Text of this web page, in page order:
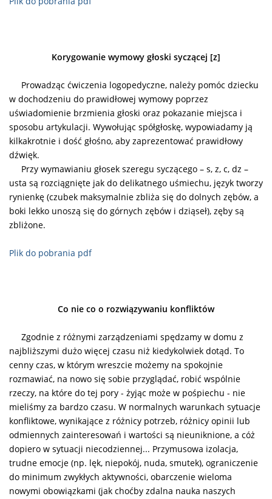
Korygowanie wymowy głoski syczącej [z]
Prowadząc ćwiczenia logopedyczne, należy pomóc dziecku
w dochodzeniu do prawidłowej wymowy poprzez
uświadomienie brzmienia głoski oraz pokazanie miejsca i
sposobu artykulacji. Wywołując spółgłoskę, wypowiadamy ją
kilkakrotnie i dość głośno, aby zaprezentować prawidłowy
dźwięk.
Przy wymawianiu głosek szeregu syczącego – s, z, c, dz –
usta są rozciągnięte jak do delikatnego uśmiechu, język tworzy
rynienkę (czubek maksymalnie zbliża się do dolnych zębów, a
boki lekko unoszą się do górnych zębów i dziąseł), zęby są
zbliżone.
Plik do pobrania pdf
Co nie co o rozwiązywaniu konfliktów
Zgodnie z różnymi zarządzeniami spędzamy w domu z
najbliższymi dużo więcej czasu niż kiedykolwiek dotąd. To
cenny czas, w którym wreszcie możemy na spokojnie
rozmawiać, na nowo się sobie przyglądać, robić wspólnie
rzeczy, na które do tej pory - żyjąc może w pośpiechu - nie
mieliśmy za bardzo czasu. W normalnych warunkach sytuacje
konfliktowe, wynikające z różnicy potrzeb, różnicy opinii lub
odmiennych zainteresowań i wartości są nieuniknione, a cóż
dopiero w sytuacji niecodziennej... Przymusowa izolacja,
trudne emocje (np. lęk, niepokój, nuda, smutek), ograniczenie
do minimum zwykłych aktywności, obarczenie wieloma
nowymi obowiązkami (jak choćby zdalna nauka naszych